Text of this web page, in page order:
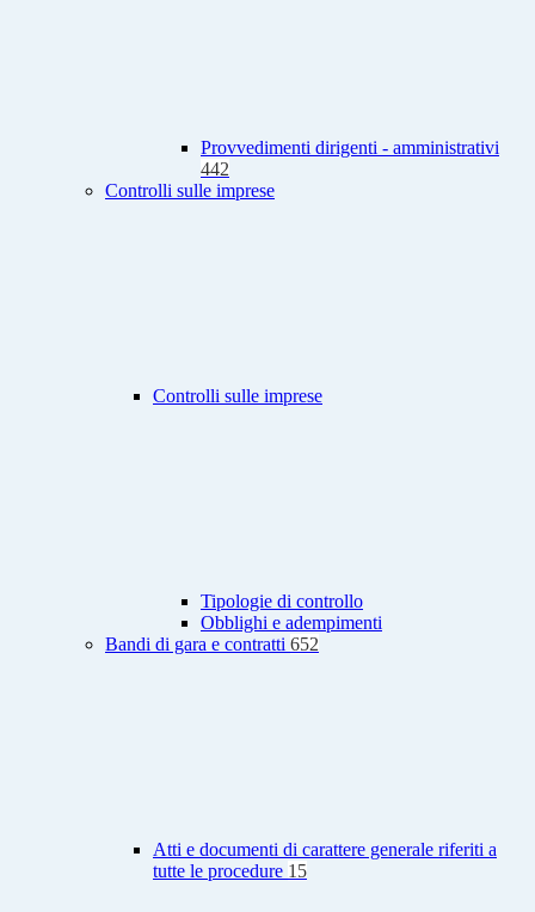
Provvedimenti dirigenti - amministrativi
442
Controlli sulle imprese
Controlli sulle imprese
Tipologie di controllo
Obblighi e adempimenti
Bandi di gara e contratti 652
Atti e documenti di carattere generale riferiti a
tutte le procedure 15